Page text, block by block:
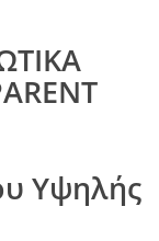
Υψηλής